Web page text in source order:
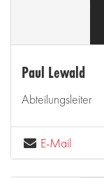
Paul Lewald
Abteilungsleiter
E-Mail